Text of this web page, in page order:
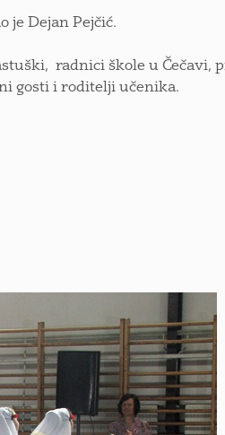
je Dejan Pejčić.
radnici škole u Čečavi,
gosti i roditelji učenika.